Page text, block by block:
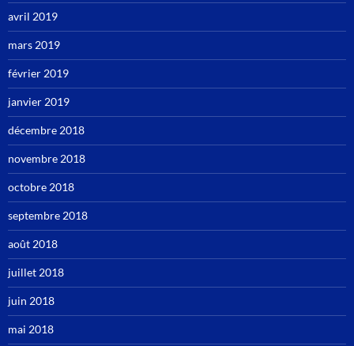
avril 2019
mars 2019
février 2019
janvier 2019
décembre 2018
novembre 2018
octobre 2018
septembre 2018
août 2018
juillet 2018
juin 2018
mai 2018